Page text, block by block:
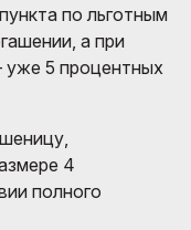
по льготным
а при
уже 5 процентных
4
полного